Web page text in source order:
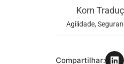
Korn
Agilidade,
Compartilhar: